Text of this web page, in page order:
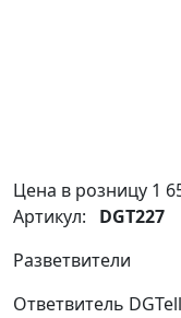
Цена в розницу 1
Артикул: DGT227
Разветвители
Ответвитель